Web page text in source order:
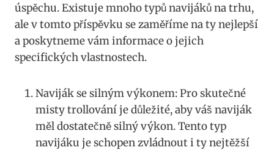
úspěchu. Existuje mnoho typů navijáků na‌ trhu,
ale v tomto příspěvku se⁤ zaměříme‌ na ty nejlepší
a poskytneme vám informace o jejich
specifických vlastnostech.
Naviják se silným výkonem: Pro skutečné
misty trollování je důležité, aby váš naviják
měl dostatečně silný výkon. Tento typ
navijáku je schopen ‌zvládnout i ty nejtěžší